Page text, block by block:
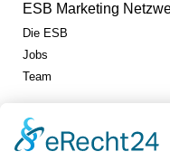
ESB Marketing
Die ESB
Jobs
Team
Jetzt
Die ESB